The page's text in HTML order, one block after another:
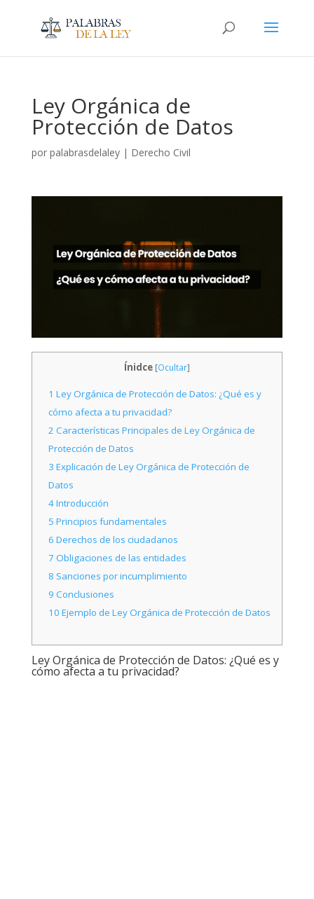
Ley Orgánica de
Protección de Datos
por palabrasdelaley| Derecho Civil
Ínidce [Ocultar]
1 Ley Orgánica de Protección de Datos: ¿Qué es y
cómo afecta a tu privacidad?
2 Características Principales de Ley Orgánica de
Protección de Datos
3 Explicación de Ley Orgánica de Protección de
Datos
4Introducción
5 Principios fundamentales
6 Derechos de los ciudadanos
7 Obligaciones de las entidades
8 Sanciones por incumplimiento
9 Conclusiones
10 Ejemplo de Ley Orgánica de Protección de Datos
Ley Orgánica de Protección de Datos: ¿Qué es y
cómo afecta a tu privacidad?